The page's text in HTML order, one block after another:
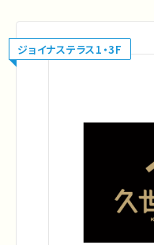
ジョイナステラス1・3F